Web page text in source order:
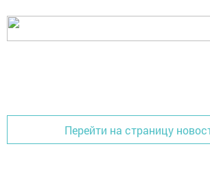
Перейти на страницу